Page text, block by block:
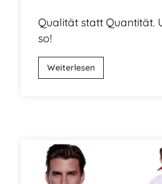
Qualität statt Quantität.
so!
Weiterlesen